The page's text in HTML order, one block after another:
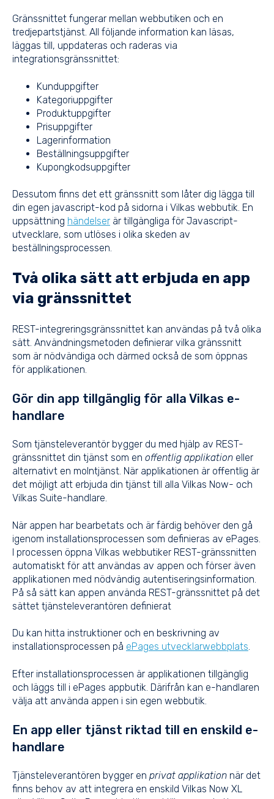
Gränssnittet fungerar mellan webbutiken och en
tredjepartstjänst. All följande information kan läsas,
läggas till, uppdateras och raderas via
integrationsgränssnittet:
Kunduppgifter
Kategoriuppgifter
Produktuppgifter
Prisuppgifter
Lagerinformation
Beställningsuppgifter
Kupongkodsuppgifter
Dessutom finns det ett gränssnitt som låter dig lägga till
din egen javascript-kod på sidorna i Vilkas webbutik. En
uppsättning händelser är tillgängliga för Javascript-
utvecklare, som utlöses i olika skeden av
beställningsprocessen.
Två olika sätt att erbjuda en app
via gränssnittet
REST-integreringsgränssnittet kan användas på två olika
sätt. Användningsmetoden definierar vilka gränssnitt
som är nödvändiga och därmed också de som öppnas
för applikationen.
Gör din app tillgänglig för alla Vilkas e-
handlare
Som tjänsteleverantör bygger du med hjälp av REST-
gränssnittet din tjänst som en offentlig applikation eller
alternativt en molntjänst. När applikationen är offentlig är
det möjligt att erbjuda din tjänst till alla Vilkas Now- och
Vilkas Suite-handlare.
När appen har bearbetats och är färdig behöver den gå
igenom installationsprocessen som definieras av ePages.
I processen öppna Vilkas webbutiker REST-gränssnitten
automatiskt för att användas av appen och förser även
applikationen med nödvändig autentiseringsinformation.
På så sätt kan appen använda REST-gränssnittet på det
sättet tjänsteleverantören definierat
Du kan hitta instruktioner och en beskrivning av
installationsprocessen på ePages utvecklarwebbplats.
Efter installationsprocessen är applikationen tillgänglig
och läggs till i ePages appbutik. Därifrån kan e-handlaren
välja att använda appen i sin egen webbutik.
En app eller tjänst riktad till en enskild e-
handlare
Tjänsteleverantören bygger en privat applikation när det
finns behov av att integrera en enskild Vilkas Now XL